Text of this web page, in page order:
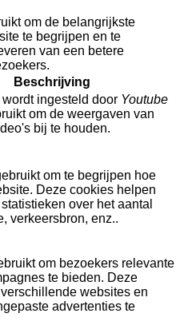
om de belangrijkste
te begrijpen en te
van een betere
Beschrijving
ingesteld door Youtube
om de weergaven van
bij te houden.
om te begrijpen hoe
Deze cookies helpen
over het aantal
verkeersbron, enz..
om bezoekers relevante
te bieden. Deze
websites en
advertenties te